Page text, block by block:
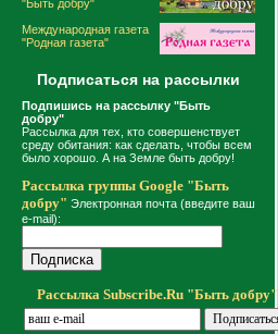
"Быть добру"
Международная газета
"Родная газета"
Подписаться на рассылки
Подпишись на рассылку "Быть
добру"
Рассылка для тех, кто совершенствует
среду обитания: как сделать, чтобы всем
было хорошо. А на Земле быть добру!
Рассылка группы Google "Быть
добру" Электронная почта (введите ваш
e-mail):
Рассылка Subscribe.Ru "Быть добру"